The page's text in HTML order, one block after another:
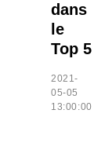
dans
le
Top 5
2021-
05-05
13:00:00